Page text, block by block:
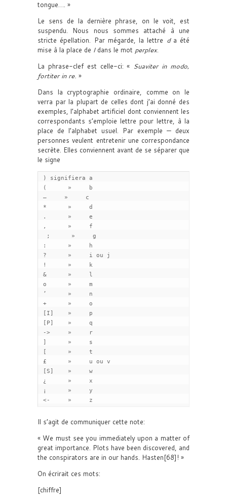
tongue…. »
Le sens de la dernière phrase, on le voit, est
suspendu. Nous nous sommes attaché à une
stricte épellation. Par mégarde, la lettre da été
mise à la place de ldans le mot perplex.
La phrase-clef est celle-ci: « Suaviter in modo,
fortiter in re. »
Dans la cryptographie ordinaire, comme on le
verra par la plupart de celles dont j’ai donné des
exemples, l’alphabet artificiel dont conviennent les
correspondants s’emploie lettre pour lettre, à la
place de l’alphabet usuel. Par exemple — deux
personnes veulent entretenir une correspondance
secrète. Elles conviennent avant de se séparer que
le signe
) signifiera a
(      »     b
—     »     c
*      »     d
.      »     e
,      »     f
  ;      »     g
:      »     h
?      »     i ou j
!      »     k
&      »     l
o      »     m
’      »     n
+      »     o
[I]    »     p
[P]    »     q
->     »     r
]      »     s
[      »     t
£      »     u ou v
[S]    »     w
¿      »     x
¡      »     y
<-     »     z
Il s’agit de communiquer cette note:
« We must see you immediately upon a matter of
great importance. Plots have been discovered, and
the conspirators are in our hands. Hasten[68]! »
On écrirait ces mots:
[chiffre]